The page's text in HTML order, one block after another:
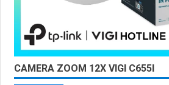
CAMERA ZOOM 12X VIGI C655I